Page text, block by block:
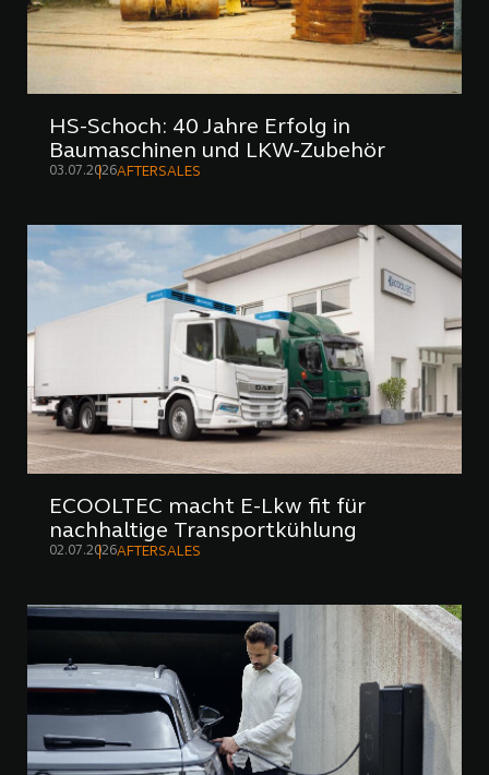
HS-Schoch: 40 Jahre Erfolg in
Baumaschinen und LKW-Zubehör
03.07.2026AFTERSALES
ECOOLTEC macht E-Lkw fit für
nachhaltige Transportkühlung
02.07.2026AFTERSALES